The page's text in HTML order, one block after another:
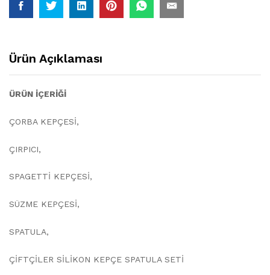
Ürün Açıklaması
ÜRÜN İÇERİĞİ
ÇORBA KEPÇESİ,
ÇIRPICI,
SPAGETTİ KEPÇESİ,
SÜZME KEPÇESİ,
SPATULA,
ÇİFTÇİLER SİLİKON KEPÇE SPATULA SETİ